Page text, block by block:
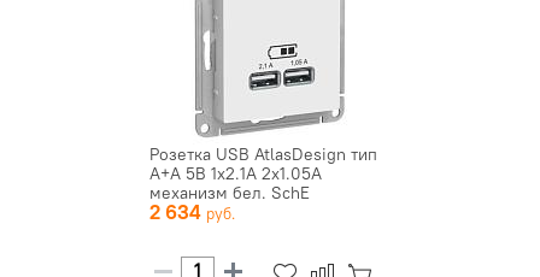
Розетка USB AtlasDesign тип
A+A 5В 1х2.1А 2х1.05А
механизм бел. SchE
ATN000...
2 634